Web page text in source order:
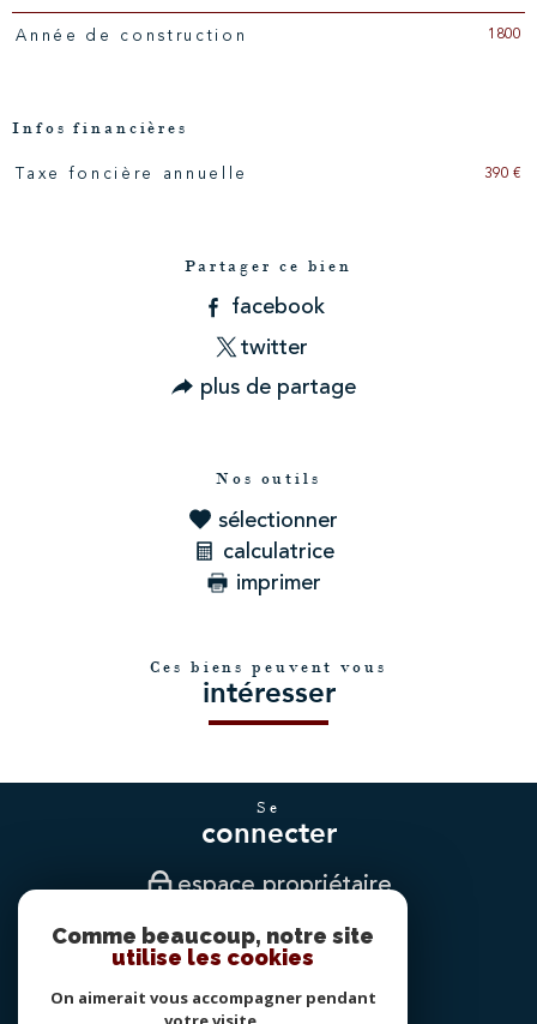
Année de construction 1800
Infos financières
Caractéristiques Valeurs
Taxe foncière annuelle 390 €
Partager ce bien
facebook
twitter
plus de partage
Nos outils
sélectionner
calculatrice
imprimer
Ces biens peuvent vous
intéresser
se
connecter
espace propriétaire
nous
suivre
Comme beaucoup, notre site
utilise les cookies
On aimerait vous accompagner pendant